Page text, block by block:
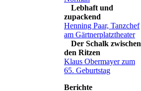
Lebhaft und
zupackend
Henning Paar, Tanzchef
am Gärtnerplatztheater
Der Schalk zwischen
den Ritzen
Klaus Obermayer zum
65. Geburtstag